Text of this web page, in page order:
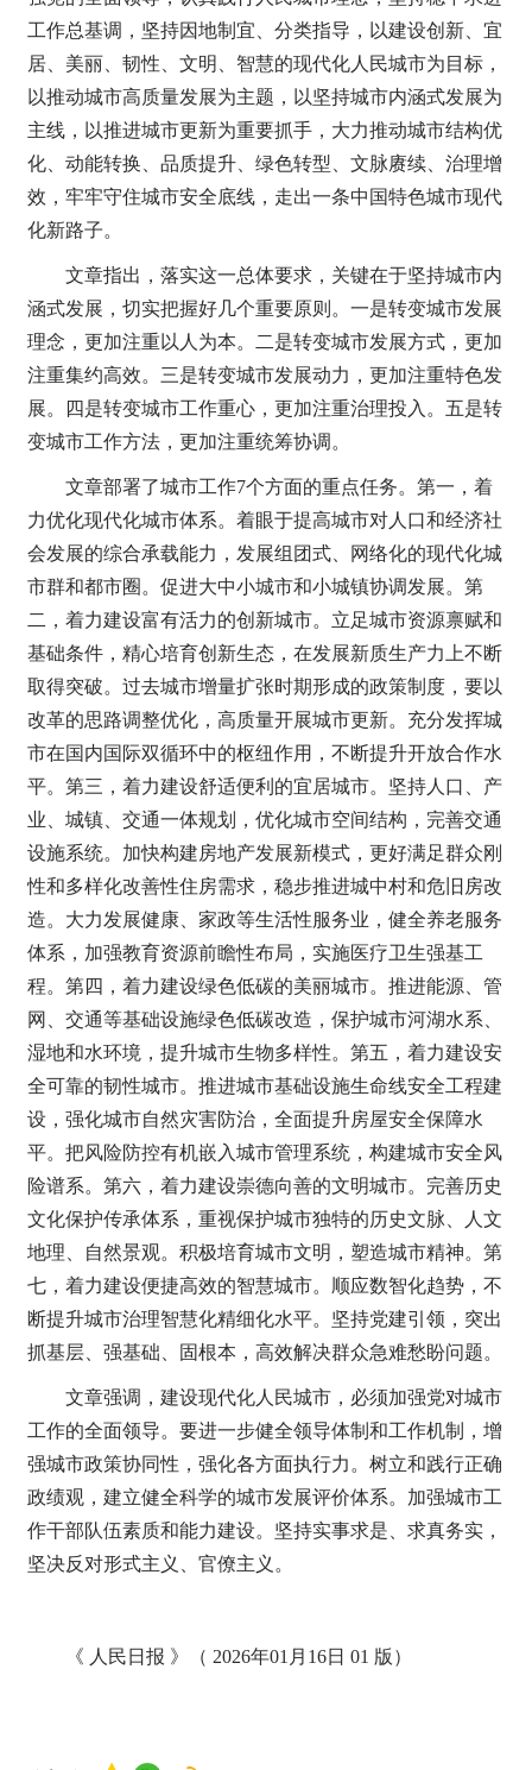
工作总基调，坚持因地制宜、分类指导，以建设创新、宜
居、美丽、韧性、文明、智慧的现代化人民城市为目标，
以推动城市高质量发展为主题，以坚持城市内涵式发展为
主线，以推进城市更新为重要抓手，大力推动城市结构优
化、动能转换、品质提升、绿色转型、文脉赓续、治理增
效，牢牢守住城市安全底线，走出一条中国特色城市现代
化新路子。
文章指出，落实这一总体要求，关键在于坚持城市内
涵式发展，切实把握好几个重要原则。一是转变城市发展
理念，更加注重以人为本。二是转变城市发展方式，更加
注重集约高效。三是转变城市发展动力，更加注重特色发
展。四是转变城市工作重心，更加注重治理投入。五是转
变城市工作方法，更加注重统筹协调。
文章部署了城市工作7个方面的重点任务。第一，着
力优化现代化城市体系。着眼于提高城市对人口和经济社
会发展的综合承载能力，发展组团式、网络化的现代化城
市群和都市圈。促进大中小城市和小城镇协调发展。第
二，着力建设富有活力的创新城市。立足城市资源禀赋和
基础条件，精心培育创新生态，在发展新质生产力上不断
取得突破。过去城市增量扩张时期形成的政策制度，要以
改革的思路调整优化，高质量开展城市更新。充分发挥城
市在国内国际双循环中的枢纽作用，不断提升开放合作水
平。第三，着力建设舒适便利的宜居城市。坚持人口、产
业、城镇、交通一体规划，优化城市空间结构，完善交通
设施系统。加快构建房地产发展新模式，更好满足群众刚
性和多样化改善性住房需求，稳步推进城中村和危旧房改
造。大力发展健康、家政等生活性服务业，健全养老服务
体系，加强教育资源前瞻性布局，实施医疗卫生强基工
程。第四，着力建设绿色低碳的美丽城市。推进能源、管
网、交通等基础设施绿色低碳改造，保护城市河湖水系、
湿地和水环境，提升城市生物多样性。第五，着力建设安
全可靠的韧性城市。推进城市基础设施生命线安全工程建
设，强化城市自然灾害防治，全面提升房屋安全保障水
平。把风险防控有机嵌入城市管理系统，构建城市安全风
险谱系。第六，着力建设崇德向善的文明城市。完善历史
文化保护传承体系，重视保护城市独特的历史文脉、人文
地理、自然景观。积极培育城市文明，塑造城市精神。第
七，着力建设便捷高效的智慧城市。顺应数智化趋势，不
断提升城市治理智慧化精细化水平。坚持党建引领，突出
抓基层、强基础、固根本，高效解决群众急难愁盼问题。
文章强调，建设现代化人民城市，必须加强党对城市
工作的全面领导。要进一步健全领导体制和工作机制，增
强城市政策协同性，强化各方面执行力。树立和践行正确
政绩观，建立健全科学的城市发展评价体系。加强城市工
作干部队伍素质和能力建设。坚持实事求是、求真务实，
坚决反对形式主义、官僚主义。
《 人民日报 》（ 2026年01月16日 01 版）